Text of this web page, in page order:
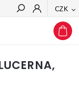
CZK
Hledat